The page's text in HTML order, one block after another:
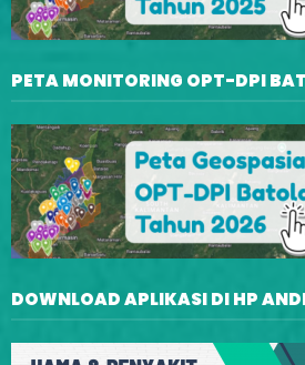
PETA MONITORING OPT-DPI
DOWNLOAD APLIKASI DI HP